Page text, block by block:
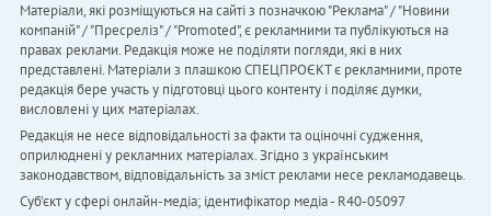
Матеріали, які розміщуються на сайті з позначкою "Реклама" / "Новини
компаній" / "Пресреліз" / "Promoted", є рекламними та публікуються на
правах реклами. Редакція може не поділяти погляди, які в них
представлені. Матеріали з плашкою СПЕЦПРОЄКТ є рекламними, проте
редакція бере участь у підготовці цього контенту і поділяє думки,
висловлені у цих матеріалах.
Редакція не несе відповідальності за факти та оціночні судження,
оприлюднені у рекламних матеріалах. Згідно з українським
законодавством, відповідальність за зміст реклами несе рекламодавець.
Cуб'єкт у сфері онлайн-медіа; ідентифікатор медіа - R40-05097